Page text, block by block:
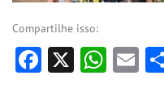
Compartilhe isso:
Facebook
X